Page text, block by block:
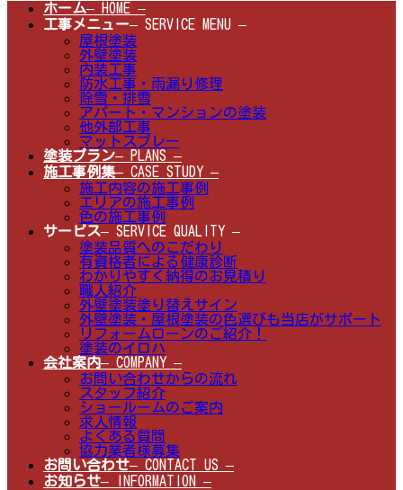
ホーム– HOME –
工事メニュー– SERVICE MENU –
屋根塗装
外壁塗装
内装工事
防水工事・雨漏り修理
除雪・排雪
アパート・マンションの塗装
他外部工事
マットスプレー
塗装プラン– PLANS –
施工事例集– CASE STUDY –
施工内容の施工事例
エリアの施工事例
色の施工事例
サービス– SERVICE QUALITY –
塗装品質へのこだわり
有資格者による健康診断
わかりやすく納得のお見積り
職人紹介
外壁塗装塗り替えサイン
外壁塗装・屋根塗装の色選びも当店がサポート
リフォームローンのご紹介！
塗装のイロハ
会社案内– COMPANY –
お問い合わせからの流れ
スタッフ紹介
ショールームのご案内
求人情報
よくある質問
協力業者様募集
お問い合わせ– CONTACT US –
お知らせ– INFORMATION –